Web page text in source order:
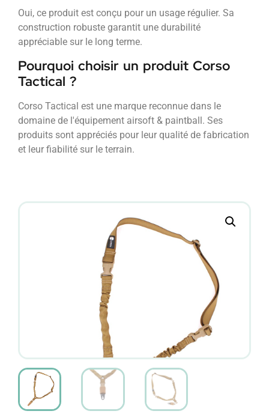
Oui, ce produit est conçu pour un usage régulier. Sa
construction robuste garantit une durabilité
appréciable sur le long terme.
Pourquoi choisir un produit Corso
Tactical ?
Corso Tactical est une marque reconnue dans le
domaine de l'équipement airsoft & paintball. Ses
produits sont appréciés pour leur qualité de fabrication
et leur fiabilité sur le terrain.